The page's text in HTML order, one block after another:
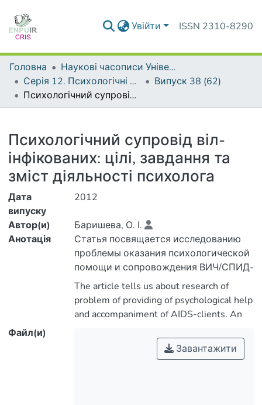
Увійти ISSN 2310-8290
Головна
Наукові часописи Університету
Серія 12. Психологічні науки
Випуск 38 (62)
Психологічний супровід віл-інфікованих: цілі, завдання та зміст діяльності психолога
Психологічний супровід віл-
інфікованих: цілі, завдання та
зміст діяльності психолога
Дата
випуску
2012
Автор(и)
Баришева, О. І.
Анотація
Статья посвящается исследованию
проблемы оказания психологической
помощи и сопровождения ВИЧ/СПИД-
инфицированных клиентов. Автор
в ходе психологического
сопровождения ВИЧ -
The article tells us about research of
problem of providing of psychological help
and accompaniment of AIDS-clients. An
contents of activity of psychologist during
psychological accompaniment of patient
Файл(и)
Завантажити